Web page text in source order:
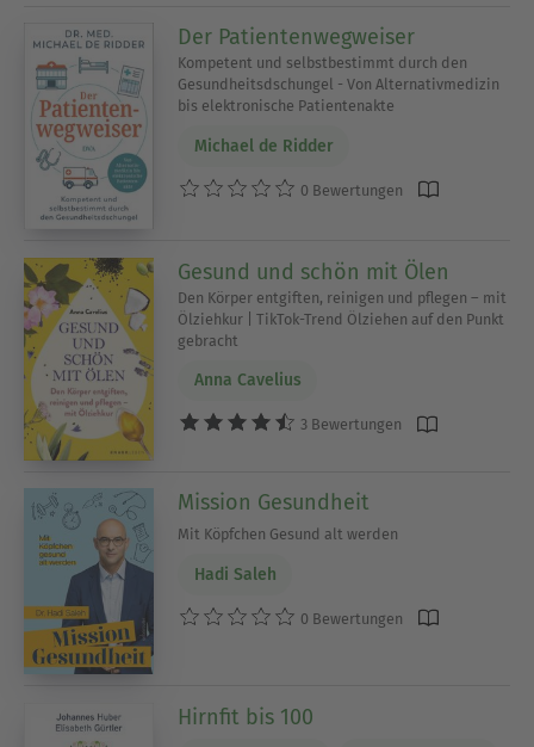
Der Patientenwegweiser
Kompetent und selbstbestimmt durch den
Gesundheitsdschungel - Von Alternativmedizin
bis elektronische Patientenakte
Michael de Ridder
0 Bewertungen
Gesund und schön mit Ölen
Den Körper entgiften, reinigen und pflegen – mit
Ölziehkur | TikTok-Trend Ölziehen auf den Punkt
gebracht
Anna Cavelius
3 Bewertungen
Mission Gesundheit
Mit Köpfchen Gesund alt werden
Hadi Saleh
0 Bewertungen
Hirnfit bis 100